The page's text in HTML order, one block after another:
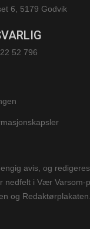
6, 5179 Godvik
52 796
avis, og
nedfelt i Vær Varsom-
og Redaktørplakaten.